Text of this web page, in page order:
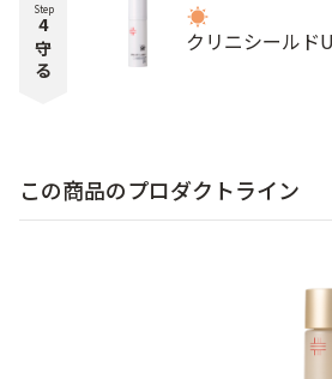
Step
4
守
る
クリニシールド
この商品のプロダクトライン